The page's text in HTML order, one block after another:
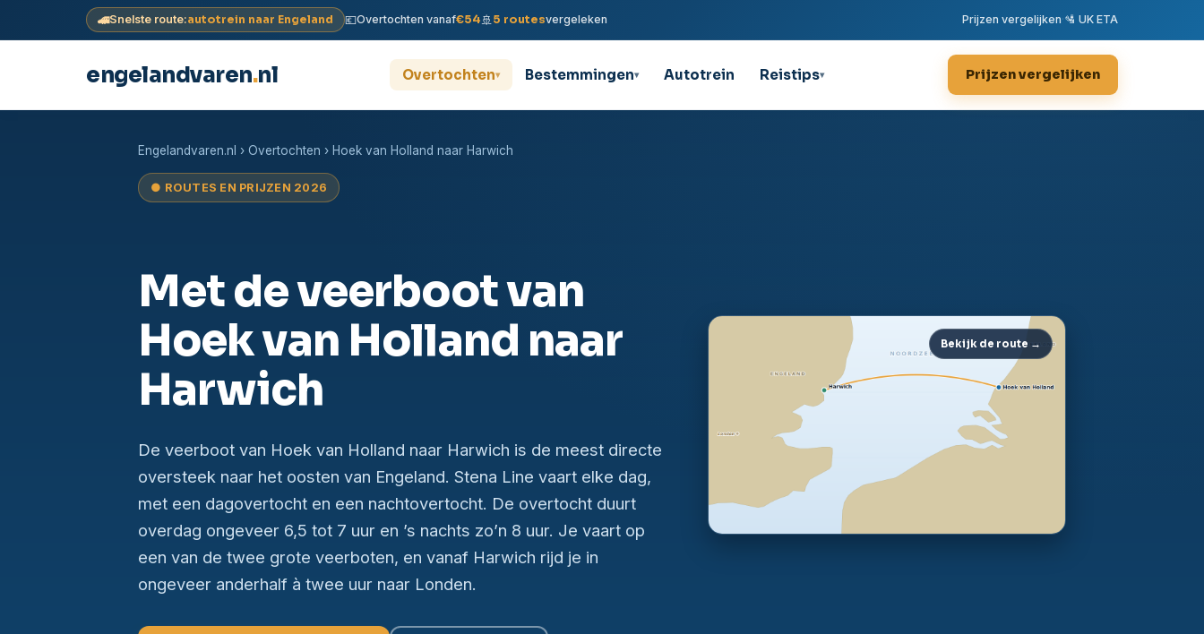
🚄Snelste route:autotrein naar Engeland 💶Overtochten vanaf€54🚢 5 routesvergeleken Prijzen vergelijken·🛂 UK ETA
engelandvaren.nl Overtochten▾ Bestemmingen▾ Autotrein Reistips▾ Prijzen vergelijken
Engelandvaren.nl › Overtochten › Hoek van Holland naar Harwich
● ROUTES EN PRIJZEN 2026
Met de veerboot van
Hoek van Holland naar
Harwich
De veerboot van Hoek van Holland naar Harwich is de meest directe
oversteek naar het oosten van Engeland. Stena Line vaart elke dag,
met een dagovertocht en een nachtovertocht. De overtocht duurt
overdag ongeveer 6,5 tot 7 uur en ’s nachts zo’n 8 uur. Je vaart op
een van de twee grote veerboten, en vanaf Harwich rijd je in
ongeveer anderhalf à twee uur naar Londen.
Bekijk de route →